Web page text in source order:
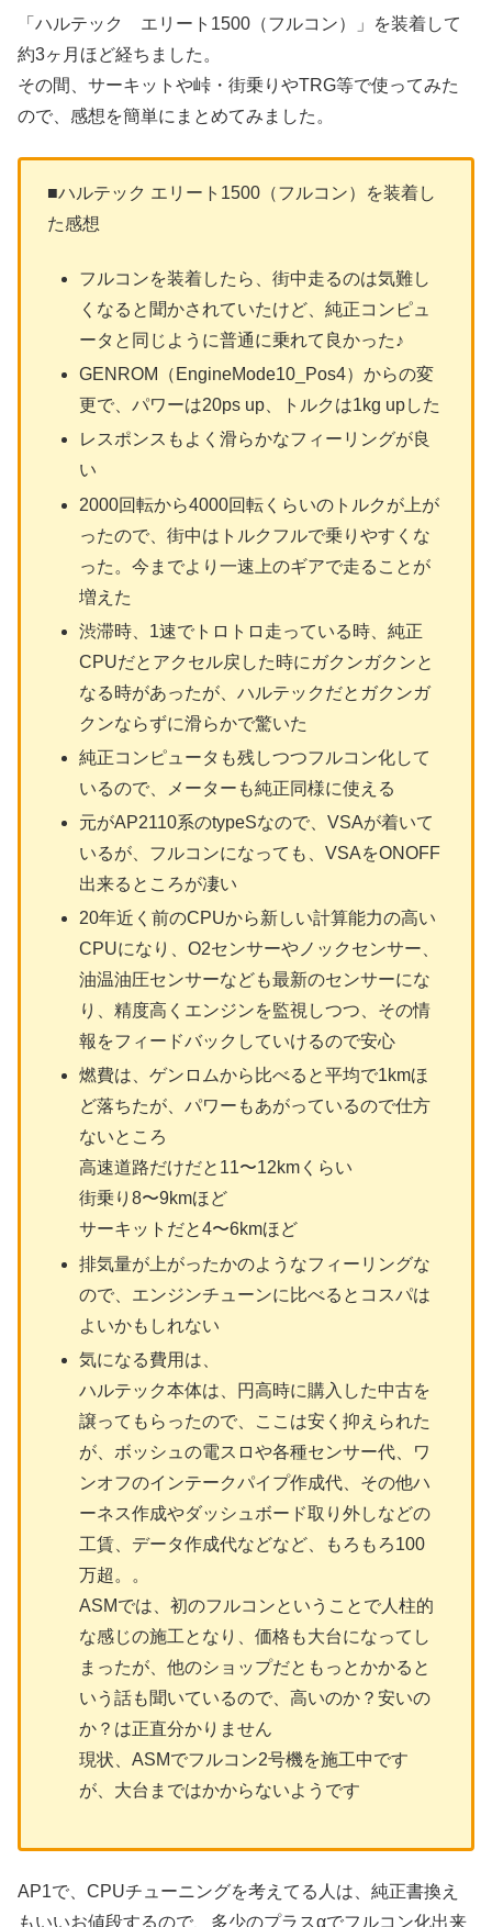
「ハルテック エリート1500（フルコン）」を装着して
約3ヶ月ほど経ちました。
その間、サーキットや峠・街乗りやTRG等で使ってみた
ので、感想を簡単にまとめてみました。
■ハルテック エリート1500（フルコン）を装着し
た感想
フルコンを装着したら、街中走るのは気難し
くなると聞かされていたけど、純正コンピュ
ータと同じように普通に乗れて良かった♪
GENROM（EngineMode10_Pos4）からの変
更で、パワーは20ps up、トルクは1kg upした
レスポンスもよく滑らかなフィーリングが良
い
2000回転から4000回転くらいのトルクが上が
ったので、街中はトルクフルで乗りやすくな
った。今までより一速上のギアで走ることが
増えた
渋滞時、1速でトロトロ走っている時、純正
CPUだとアクセル戻した時にガクンガクンと
なる時があったが、ハルテックだとガクンガ
クンならずに滑らかで驚いた
純正コンピュータも残しつつフルコン化して
いるので、メーターも純正同様に使える
元がAP2110系のtypeSなので、VSAが着いて
いるが、フルコンになっても、VSAをONOFF
出来るところが凄い
20年近く前のCPUから新しい計算能力の高い
CPUになり、O2センサーやノックセンサー、
油温油圧センサーなども最新のセンサーにな
り、精度高くエンジンを監視しつつ、その情
報をフィードバックしていけるので安心
燃費は、ゲンロムから比べると平均で1kmほ
ど落ちたが、パワーもあがっているので仕方
ないところ
高速道路だけだと11〜12kmくらい
街乗り8〜9kmほど
サーキットだと4〜6kmほど
排気量が上がったかのようなフィーリングな
ので、エンジンチューンに比べるとコスパは
よいかもしれない
気になる費用は、
ハルテック本体は、円高時に購入した中古を
譲ってもらったので、ここは安く抑えられた
が、ボッシュの電スロや各種センサー代、ワ
ンオフのインテークパイプ作成代、その他ハ
ーネス作成やダッシュボード取り外しなどの
工賃、データ作成代などなど、もろもろ100
万超。。
ASMでは、初のフルコンということで人柱的
な感じの施工となり、価格も大台になってし
まったが、他のショップだともっとかかると
いう話も聞いているので、高いのか？安いの
か？は正直分かりません
現状、ASMでフルコン2号機を施工中です
が、大台まではかからないようです
AP1で、CPUチューニングを考えてる人は、純正書換え
もいいお値段するので、多少のプラスαでフルコン化出来